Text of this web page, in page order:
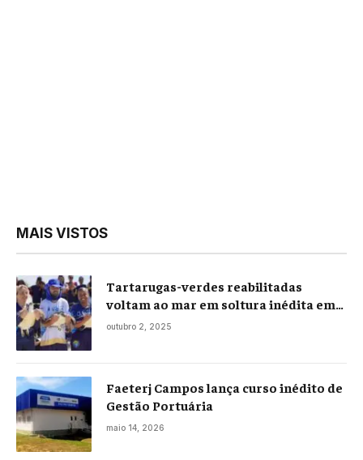
MAIS VISTOS
Tartarugas-verdes reabilitadas
voltam ao mar em soltura inédita em
Praia Seca
outubro 2, 2025
Faeterj Campos lança curso inédito de
Gestão Portuária
maio 14, 2026